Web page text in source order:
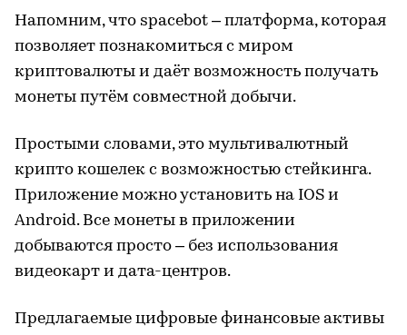
Напомним, что spacebot – платформа, которая
позволяет познакомиться с миром
криптовалюты и даёт возможность получать
монеты путём совместной добычи.
Простыми словами, это мультивалютный
крипто кошелек с возможностью стейкинга.
Приложение можно установить на IOS и
Android. Все монеты в приложении
добываются просто – без использования
видеокарт и дата-центров.
Предлагаемые цифровые финансовые активы